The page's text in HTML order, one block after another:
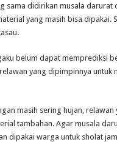
sama didirikan musala darurat
yang masih bisa dipakai.
belum dapat memprediksi
yang dipimpinnya untuk
masih sering hujan, relawan
tambahan. Agar musala
dipakai warga untuk sholat